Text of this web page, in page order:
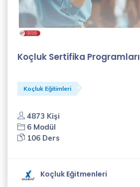
Koçluk Sertifika Programları
Koçluk Eğitimleri
4873 Kişi
6 Modül
106 Ders
Koçluk Eğitmenleri